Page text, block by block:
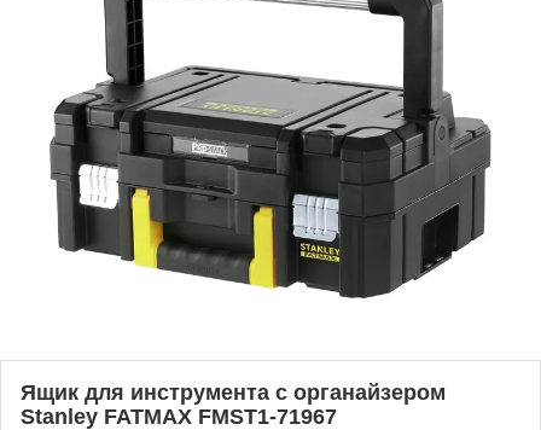
Ящик для инструмента с органайзером
Stanley FATMAX FMST1-71967